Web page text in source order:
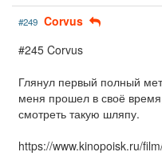
#249 Corvus
#245 Corvus
Глянул первый полный
меня прошел в своё
смотреть такую шляпу.
https://www.kinopoisk.ru/